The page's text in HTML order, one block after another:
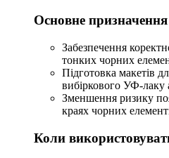
Основне
Забезпечення
тонких чорних
Підготовка макетів
вибіркового УФ-лаку
Зменшення ризику
краях чорних
Коли